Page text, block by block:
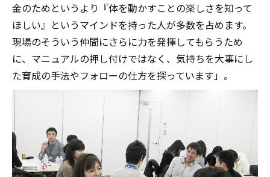
金のためというより『体を動かすことの楽しさを知って
ほしい』というマインドを持った人が多数を占めます。
現場のそういう仲間にさらに力を発揮してもらうため
に、マニュアルの押し付けではなく、気持ちを大事にし
た育成の手法やフォローの仕方を探っています」。